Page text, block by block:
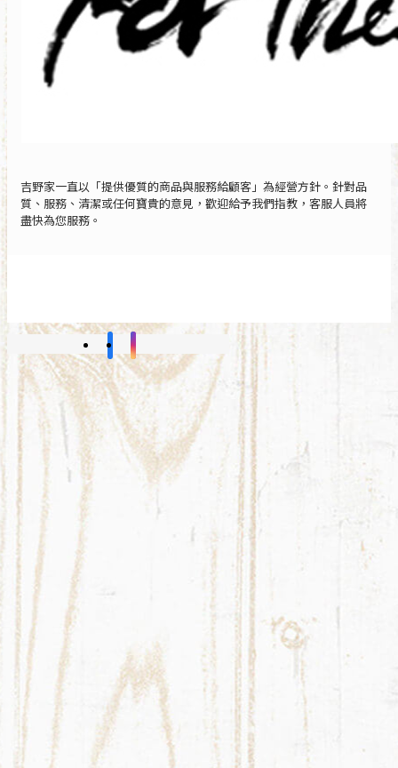
吉野家一直以「提供優質的商品與服務給顧客」為經營方針。針對品
質、服務、清潔或任何寶貴的意見，歡迎給予我們指教，客服人員將
盡快為您服務。